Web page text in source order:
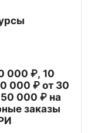
000 ₽, 10
000 ₽ от 30
000 ₽ на
заказы